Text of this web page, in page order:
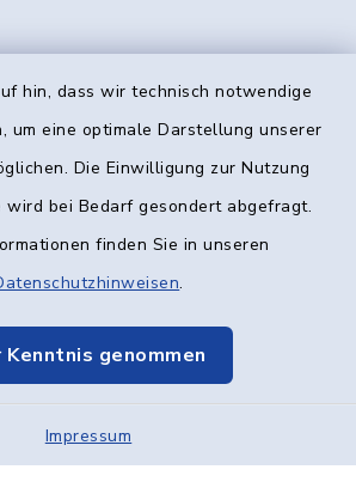
hin, dass wir technisch notwendige
um eine optimale Darstellung unserer
Die Einwilligung zur Nutzung
bei Bedarf gesondert abgefragt.
finden Sie in unseren
.
Kenntnis genommen
Impressum
Kontakt
Datenschutz
Kommunikation
Sitemap